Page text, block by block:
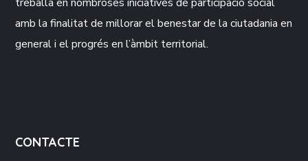
amb la finalitat de millorar el benestar de la ciutadania en
general i el progrés en l’àmbit territorial.
CONTACTE